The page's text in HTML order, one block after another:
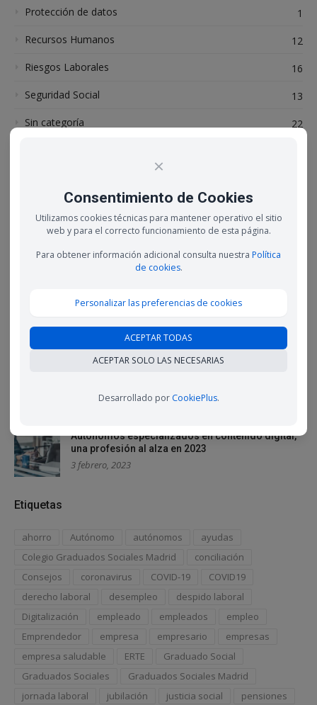
Protección de datos
1
Recursos Humanos
12
Riesgos Laborales
16
Seguridad Social
13
Sin categoría
22
Entradas recientes
Las horas trabajadas siguen disminuyendo en
2023 y estas son sus causas
Los contratos de prácticas se convierten en
16 febrero, 2023
cuesta cumplir
Autónomos especializados en contenido digital,
una profesión al alza en 2023
3 febrero, 2023
Etiquetas
ahorro Autónomo autónomos
ayudas
Colegio Graduados Sociales Madrid
conciliación
Consejos
coronavirus COVID-19
COVID19
derecho laboral
desempleo
despido laboral
Digitalización
empleado empleados
empleo
Emprendedor
empresa empresario
empresas
empresa saludable
ERTE
Graduado Social
Graduados Sociales
Graduados Sociales Madrid
jornada laboral
jubilación justicia social
pensiones
×
Consentimiento de Cookies
Utilizamos cookies técnicas para mantener operativo el sitio
web y para el correcto funcionamiento de esta página.
Para obtener información adicional consulta nuestra Política
de cookies.
Personalizar las preferencias de cookies
ACEPTAR TODAS
ACEPTAR SOLO LAS NECESARIAS
Desarrollado por CookiePlus.